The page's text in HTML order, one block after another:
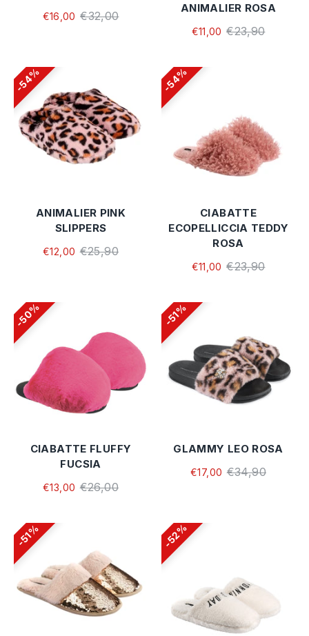
€16,00 €32,00
ANIMALIER ROSA
€11,00 €23,90
54%
ANIMALIER PINK
SLIPPERS
€12,00 €25,90
54%
CIABATTE
ECOPELLICCIA TEDDY
ROSA
€11,00 €23,90
50%
CIABATTE FLUFFY
FUCSIA
€13,00 €26,00
51%
GLAMMY LEO ROSA
€17,00 €34,90
51% 52%